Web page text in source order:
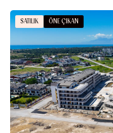
SATILIK ÖNE ÇIKAN